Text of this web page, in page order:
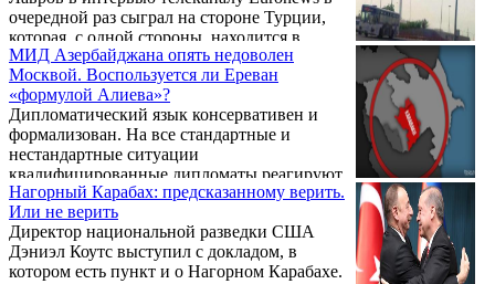
фронта, и не исключено возобновление
войны в любой момент». При этом Гасанов
уточнил, что «переговорный процесс по-
прежнему остается безрезультатным» ...
очередной раз сыграл на стороне Турции,
которая, с одной стороны, находится в
составе возглавляемой США
международной коалиции по борьбе с
ИГИЛ (организация, деятельность которой
запрещена в РФ), остается членом НАТО, с
другой, входит в альянс с Россией и Ираном
на сирийском направлении. Лавров назвал
недальновидными действия Вашингтона в
курдском вопросе в контексте проводимой
Турцией военной операции «Оливковая
ветвь» ...
МИД Азербайджана опять недоволен
Москвой. Воспользуется ли Ереван
«формулой Алиева»?
Дипломатический язык консервативен и
формализован. На все стандартные и
нестандартные ситуации
квалифицированные дипломаты реагируют
с помощью определенных словесных
формул. Значение имеет не столько то, что
говорится, сколько как это произносится,
когда, кому. А также — что при этом не
говорится. Отказ от стандартного текста
Нагорный Карабах: предсказанному верить.
Или не верить
Директор национальной разведки США
Дэниэл Коутс выступил с докладом, в
котором есть пункт и о Нагорном Карабахе.